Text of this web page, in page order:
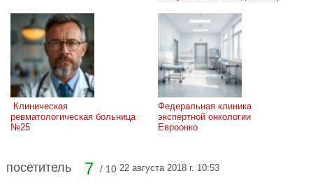
ревматологическая больница
№25
Федеральная клиника
экспертной онкологии
Евроонко
посетитель 7 / 10 22 августа 2018 г. 10:53